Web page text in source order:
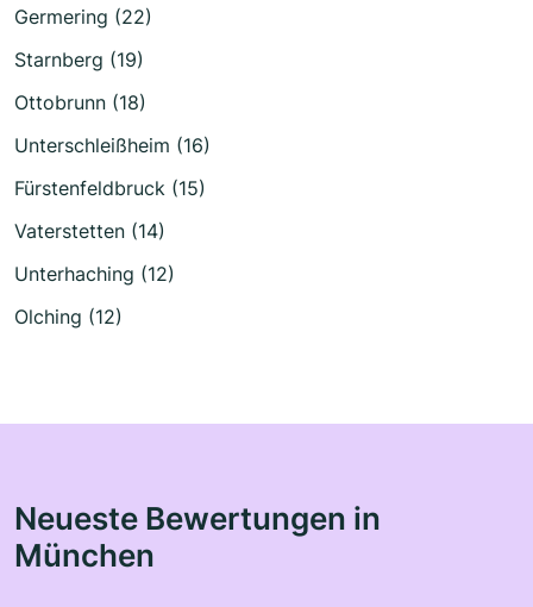
Germering (22)
Starnberg (19)
Ottobrunn (18)
Unterschleißheim (16)
Fürstenfeldbruck (15)
Vaterstetten (14)
Unterhaching (12)
Olching (12)
Neueste Bewertungen in
München